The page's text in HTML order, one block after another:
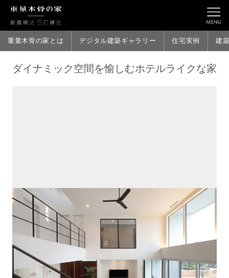
重量木骨の家とは デジタル建築ギャラリー 住宅実例 建
ダイナミック空間を愉しむホテルライクな家